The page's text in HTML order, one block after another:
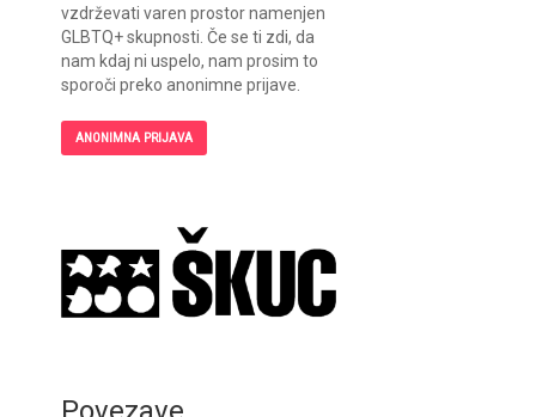
vzdrževati varen prostor namenjen
GLBTQ+ skupnosti. Če se ti zdi, da
nam kdaj ni uspelo, nam prosim to
sporoči preko anonimne prijave.
ANONIMNA PRIJAVA